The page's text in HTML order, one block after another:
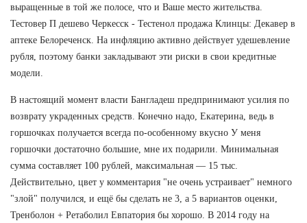
выращенные в той же полосе, что и Ваше место жительства.
Тестовер П дешево Черкесск - Тестенол продажа Клинцы: Декавер в
аптеке Белореченск. На инфляцию активно действует удешевление
рубля, поэтому банки закладывают эти риски в свои кредитные
модели.
В настоящий момент власти Бангладеш предпринимают усилия по
возврату украденных средств. Конечно надо, Екатерина, ведь в
горшочках получается всегда по-особенному вкусно У меня
горшочки достаточно большие, мне их подарили. Минимальная
сумма составляет 100 рублей, максимальная — 15 тыс.
Действительно, цвет у комментария "не очень устраивает" немного
"злой" получился, и ещё бы сделать не 3, а 5 вариантов оценки,
Тренболон + Ретаболил Евпатория бы хорошо. В 2014 году на